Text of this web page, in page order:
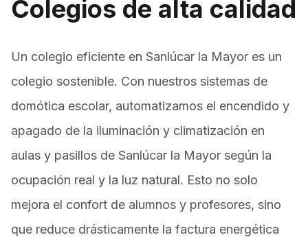
Colegios de alta calidad
Un colegio eficiente en Sanlúcar la Mayor es un
colegio sostenible. Con nuestros sistemas de
domótica escolar, automatizamos el encendido y
apagado de la iluminación y climatización en
aulas y pasillos de Sanlúcar la Mayor según la
ocupación real y la luz natural. Esto no solo
mejora el confort de alumnos y profesores, sino
que reduce drásticamente la factura energética